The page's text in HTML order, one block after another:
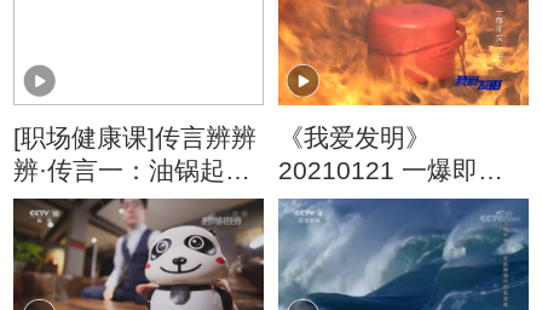
[职场健康课]传言辨辨
辨·传言一：油锅起火
除了盖锅盖，还能用
油灭火吗？
《我爱发明》
20210121 一爆即灭
（下）